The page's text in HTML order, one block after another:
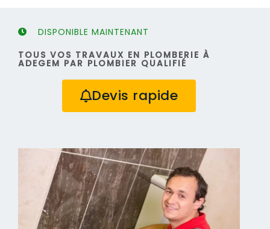
DISPONIBLE MAINTENANT
TOUS VOS TRAVAUX EN PLOMBERIE À
ADEGEM PAR PLOMBIER QUALIFIÉ
Devis rapide